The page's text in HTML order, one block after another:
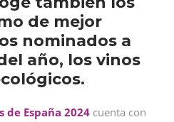
de mejor
nominados a
año, los vinos
de España 2024 cuenta con